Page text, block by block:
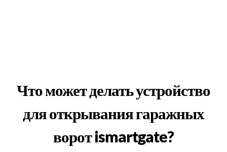
Что может делать устройство
для открывания гаражных
ворот ismartgate?